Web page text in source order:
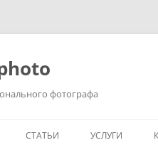
фотографа
СТАТЬИ УСЛУГИ